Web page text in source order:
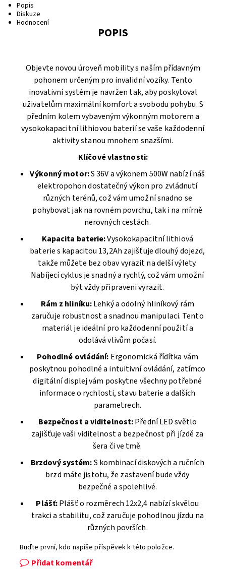
Popis
Diskuze
Hodnocení
POPIS
Objevte novou úroveň mobility s naším přídavným
pohonem určeným pro invalidní vozíky. Tento
inovativní systém je navržen tak, aby poskytoval
uživatelům maximální komfort a svobodu pohybu. S
předním kolem vybaveným výkonným motorem a
vysokokapacitní lithiovou baterií se vaše každodenní
aktivity stanou mnohem snazšími.
Klíčové vlastnosti:
Výkonný motor:S 36V a výkonem 500W nabízí náš
elektropohon dostatečný výkon pro zvládnutí
různých terénů, což vám umožní snadno se
pohybovat jak na rovném povrchu, tak i na mírně
nerovných cestách.
Kapacita baterie:Vysokokapacitní lithiová
baterie s kapacitou 13,2Ah zajišťuje dlouhý dojezd,
takže můžete bez obav vyrazit na delší výlety.
Nabíjecí cyklus je snadný a rychlý, což vám umožní
být vždy připraveni vyrazit.
Rám z hliníku:Lehký a odolný hliníkový rám
zaručuje robustnost a snadnou manipulaci. Tento
materiál je ideální pro každodenní použití a
odolává vlivům počasí.
Pohodlné ovládání: Ergonomická řídítka vám
poskytnou pohodlné a intuitivní ovládání, zatímco
digitální displej vám poskytne všechny potřebné
informace o rychlosti, stavu baterie a dalších
parametrech.
Bezpečnost a viditelnost:Přední LED světlo
zajišťuje vaši viditelnost a bezpečnost při jízdě za
šera či ve tmě.
Brzdový systém:S kombinací diskových a ručních
brzd máte jistotu, že zastavení bude vždy
bezpečné a spolehlivé.
Plášť:Plášť o rozměrech 12x2,4 nabízí skvělou
trakci a stabilitu, což zaručuje pohodlnou jízdu na
různých površích.
Buďte první, kdo napíše příspěvek k této položce.
Přidat komentář